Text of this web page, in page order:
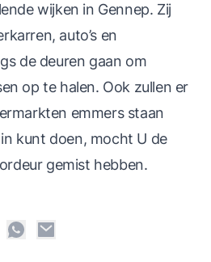
wijken in Gennep. Zij
auto’s en
de deuren gaan om
op te halen. Ook zullen er
emmers staan
kunt doen, mocht U de
gemist hebben.